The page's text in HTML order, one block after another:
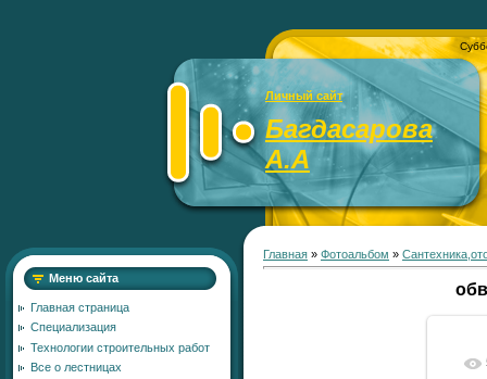
Личный сайт
Багдасарова
А.А
Меню сайта
Главная страница
Специализация
Технологии строительных работ
Все о лестницах
Главная » Фотоальбом »